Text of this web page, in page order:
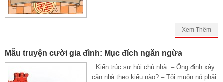
Xem Thêm
Mẫu truyện cười gia đình: Mục đích ngăn ngừa
Kiến trúc sư hỏi chủ nhà: – Ông định xây
căn nhà theo kiểu nào? – Tôi muốn nó phải